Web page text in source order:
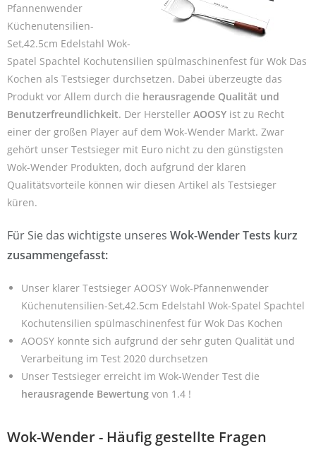
Pfannenwender
Küchenutensilien-
Set,42.5cm Edelstahl Wok-
Spatel Spachtel Kochutensilien spülmaschinenfest für Wok Das
Kochen als Testsieger durchsetzen. Dabei überzeugte das
Produkt vor Allem durch die herausragende Qualität und
Benutzerfreundlichkeit. Der Hersteller AOOSY ist zu Recht
einer der großen Player auf dem Wok-Wender Markt. Zwar
gehört unser Testsieger mit Euro nicht zu den günstigsten
Wok-Wender Produkten, doch aufgrund der klaren
Qualitätsvorteile können wir diesen Artikel als Testsieger
küren.
Für Sie das wichtigste unseres Wok-Wender Tests kurz
zusammengefasst:
Unser klarer Testsieger AOOSY Wok-Pfannenwender
Küchenutensilien-Set,42.5cm Edelstahl Wok-Spatel Spachtel
Kochutensilien spülmaschinenfest für Wok Das Kochen
AOOSY konnte sich aufgrund der sehr guten Qualität und
Verarbeitung im Test 2020 durchsetzen
Unser Testsieger erreicht im Wok-Wender Test die
herausragende Bewertung von 1.4 !
Wok-Wender - Häufig gestellte Fragen